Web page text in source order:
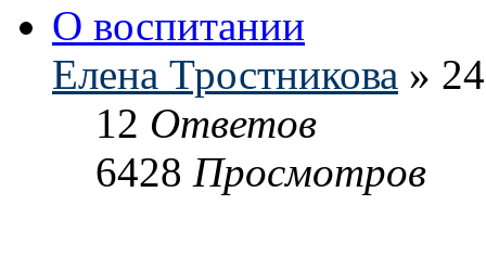
О воспитании
Елена Тростникова »
12 Ответов
6428 Просмотров